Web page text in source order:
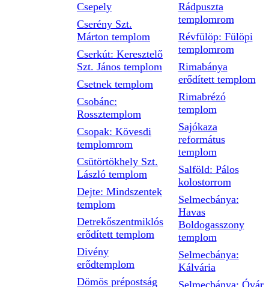
Csepely
Cserény Szt.
Márton templom
Cserkút: Keresztelő
Szt. János templom
Csetnek templom
Csobánc:
Rossztemplom
Csopak: Kövesdi
templomrom
Csütörtökhely Szt.
László templom
Dejte: Mindszentek
templom
Detrekőszentmiklós
erődített templom
Divény
erődtemplom
Dömös prépostság
Rádpuszta
templomrom
Révfülöp: Fülöpi
templomrom
Rimabánya
erődített templom
Rimabrézó
templom
Sajókaza
református
templom
Salföld: Pálos
kolostorrom
Selmecbánya:
Havas
Boldogasszony
templom
Selmecbánya:
Kálvária